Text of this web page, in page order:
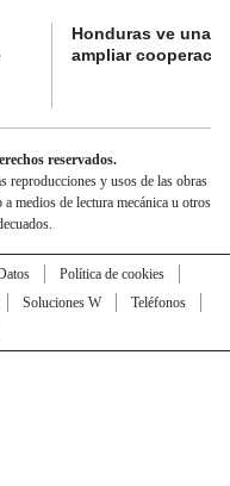
Honduras ve una
ampliar
reservados.
reproducciones y usos de las obras
medios de lectura mecánica u otros
Política de cookies
Soluciones W
Teléfonos